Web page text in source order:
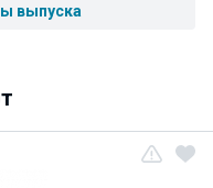
выпуска